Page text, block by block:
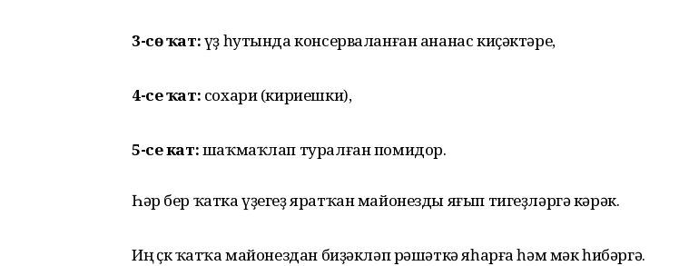
3-сө ҡат:үҙ һутында консерваланған ананас киҫәктәре,
4-се ҡат: сохари (кириешки),
5-се кат:шаҡмаҡлап туралған помидор.
Һәр бер ҡатка үҙегеҙ яратҡан майонезды яғып тигеҙләргә кәрәк.
Иң өҫкө ҡатҡа майонездан биҙәкләп рәшәткә яһарға һәм мәк һибәргә.